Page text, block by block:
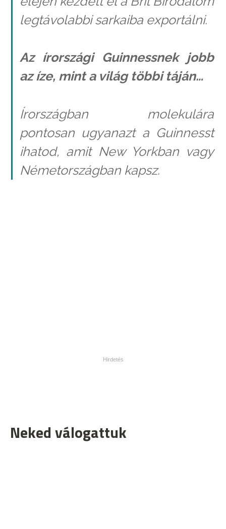
legtávolabbi sarkaiba exportálni.
Az írországi Guinnessnek jobb
az íze, mint a világ többi táján…
Írországban molekulára
pontosan ugyanazt a Guinnesst
ihatod, amit New Yorkban vagy
Németországban kapsz.
Neked válogattuk